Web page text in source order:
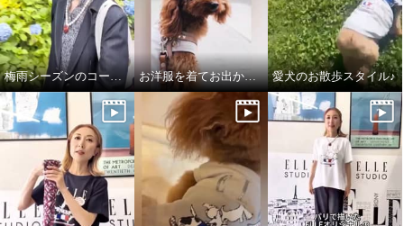
梅雨シーズンのコーディネート お洋服を着てお出かけ✧ペットウェア✧ 愛犬のお散歩スタイル♪